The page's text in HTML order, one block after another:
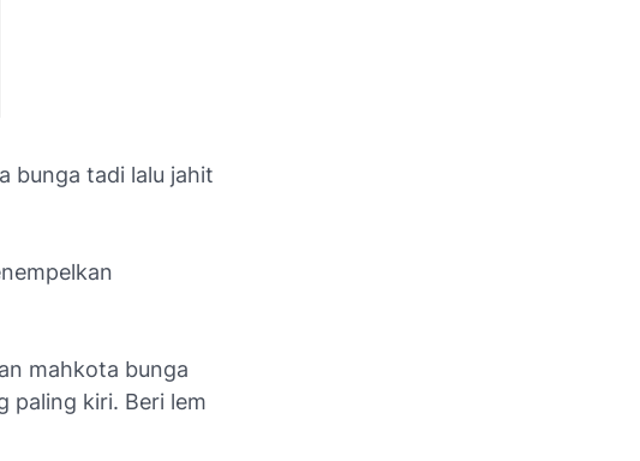
bunga tadi lalu jahit
mahkota bunga
paling kiri. Beri lem